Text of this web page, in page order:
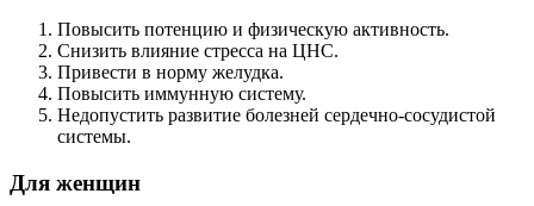
Повысить потенцию и физическую активность.
Снизить влияние стресса на ЦНС.
Привести в норму желудка.
Повысить иммунную систему.
Недопустить развитие болезней сердечно-сосудистой
системы.
Для женщин